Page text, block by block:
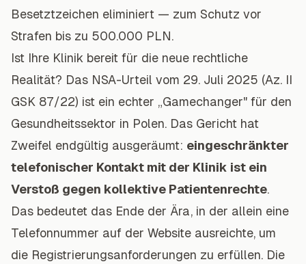
Besetztzeichen eliminiert — zum Schutz vor
Strafen bis zu 500.000 PLN.
Ist Ihre Klinik bereit für die neue rechtliche
Realität? Das NSA-Urteil vom 29. Juli 2025 (Az. II
GSK 87/22) ist ein echter „Gamechanger" für den
Gesundheitssektor in Polen. Das Gericht hat
Zweifel endgültig ausgeräumt: eingeschränkter
telefonischer Kontakt mit der Klinik ist ein
Verstoß gegen kollektive Patientenrechte.
Das bedeutet das Ende der Ära, in der allein eine
Telefonnummer auf der Website ausreichte, um
die Registrierungsanforderungen zu erfüllen. Die